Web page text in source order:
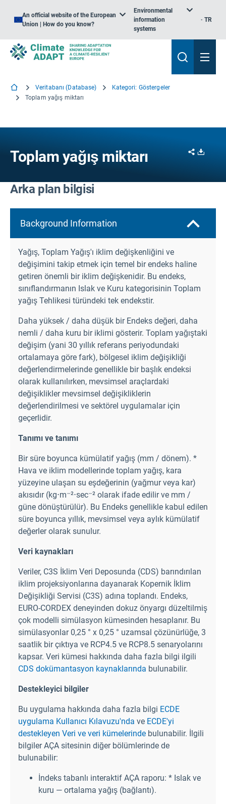
An official website of the European
Union | How do you know?
Environmental
information
systems
TR
Veritabanı (Database)
Kategori: Göstergeler
Toplam yağış miktarı
Toplam yağış miktarı Share
Arka plan bilgisi
Background Information
Yağış, Toplam Yağış'ı iklim değişkenliğini ve
değişimini takip etmek için temel bir endeks haline
getiren önemli bir iklim değişkenidir. Bu endeks,
sınıflandırmanın Islak ve Kuru kategorisinin Toplam
yağış Tehlikesi türündeki tek endekstir.
Daha yüksek / daha düşük bir Endeks değeri, daha
nemli / daha kuru bir iklimi gösterir. Toplam yağıştaki
değişim (yani 30 yıllık referans periyodundaki
ortalamaya göre fark), bölgesel iklim değişikliği
değerlendirmelerinde genellikle bir başlık endeksi
olarak kullanılırken, mevsimsel araçlardaki
değişiklikler mevsimsel değişikliklerin
değerlendirilmesi ve sektörel uygulamalar için
geçerlidir.
Tanımı ve tanımı
Bir süre boyunca kümülatif yağış (mm / dönem). *
Hava ve iklim modellerinde toplam yağış, kara
yüzeyine ulaşan su eşdeğerinin (yağmur veya kar)
akısıdır (kg⋅m⁻²⋅sec⁻² olarak ifade edilir ve mm /
güne dönüştürülür). Bu Endeks genellikle kabul edilen
süre boyunca yıllık, mevsimsel veya aylık kümülatif
değerler olarak sunulur.
Veri kaynakları
Veriler, C3S İklim Veri Deposunda (CDS) barındırılan
iklim projeksiyonlarına dayanarak Kopernik İklim
Değişikliği Servisi (C3S) adına toplandı. Endeks,
EURO-CORDEX deneyinden dokuz önyargı düzeltilmiş
çok modelli simülasyon kümesinden hesaplanır. Bu
simülasyonlar 0,25 ° x 0,25 ° uzamsal çözünürlüğe, 3
saatlik bir çıktıya ve RCP4.5 ve RCP8.5 senaryolarını
kapsar. Veri kümesi hakkında daha fazla bilgi ilgili
CDS dokümantasyon kaynaklarında bulunabilir.
Destekleyici bilgiler
Bu uygulama hakkında daha fazla bilgi ECDE
uygulama Kullanıcı Kılavuzu'nda ve ECDE'yi
destekleyen Veri ve veri kümelerinde bulunabilir. İlgili
bilgiler AÇA sitesinin diğer bölümlerinde de
bulunabilir:
İndeks tabanlı interaktif AÇA raporu: * Islak ve
kuru — ortalama yağış (bağlantı).